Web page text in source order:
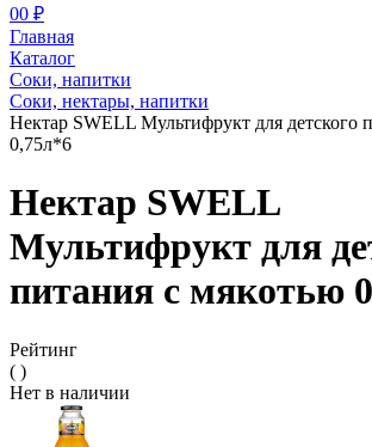
00 ₽
Главная
Каталог
Соки, напитки
Соки, нектары, напитки
Нектар SWELL Мультифрукт для детского
0,75л*6
Нектар SWELL
Мультифрукт для
питания с мякотью
Рейтинг
( )
Нет в наличии